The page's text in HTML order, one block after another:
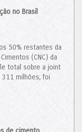
no Brasil
50% restantes da
(CNC) da
total sobre a joint
311 milhões, foi
Defesa Econômica
da demanda,
construção civil,
3,7%. No entanto,